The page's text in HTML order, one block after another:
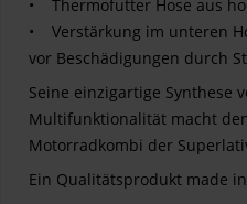
• Thermofutter Hose aus
• Verstärkung im unteren
vor Beschädigungen durch
Seine einzigartige Synthese
Multifunktionalität macht
Motorradkombi der
Ein Qualitätsprodukt made